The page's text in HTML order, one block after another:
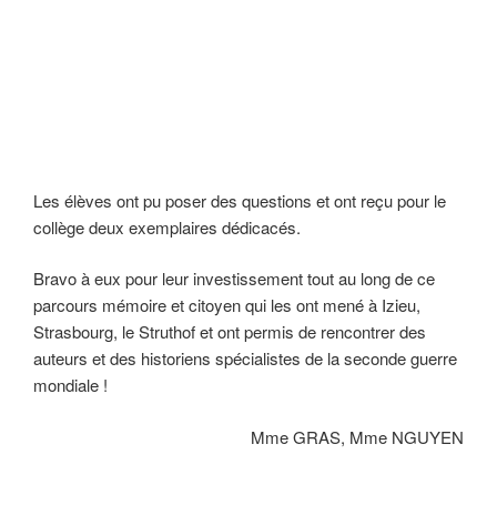
Les élèves ont pu poser des questions et ont reçu pour le
collège deux exemplaires dédicacés.
Bravo à eux pour leur investissement tout au long de ce
parcours mémoire et citoyen qui les ont mené à Izieu,
Strasbourg, le Struthof et ont permis de rencontrer des
auteurs et des historiens spécialistes de la seconde guerre
mondiale !
Mme GRAS, Mme NGUYEN